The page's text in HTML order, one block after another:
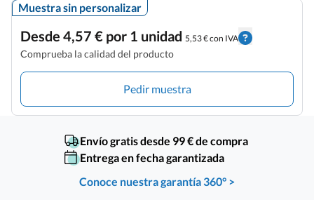
Muestra sin personalizar
Desde 4,57 € por 1 unidad 5,53 € con IVA
Comprueba la calidad del producto
Pedir muestra
Envío gratis desde 99 € de compra
Entrega en fecha garantizada
Conoce nuestra garantía 360° >